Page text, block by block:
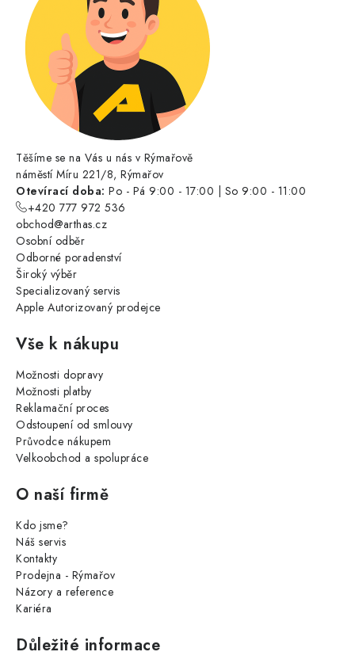
Těšíme se na Vás u nás v Rýmařově
náměstí Míru 221/8, Rýmařov
Otevírací doba: Po - Pá 9:00 - 17:00 | So 9:00 - 11:00
+420 777 972 536
obchod@arthas.cz
Osobní odběr
Odborné poradenství
Široký výběr
Specializovaný servis
Apple Autorizovaný prodejce
Vše k nákupu
Možnosti dopravy
Možnosti platby
Reklamační proces
Odstoupení od smlouvy
Průvodce nákupem
Velkoobchod a spolupráce
O naší firmě
Kdo jsme?
Náš servis
Kontakty
Prodejna - Rýmařov
Názory a reference
Kariéra
Důležité informace